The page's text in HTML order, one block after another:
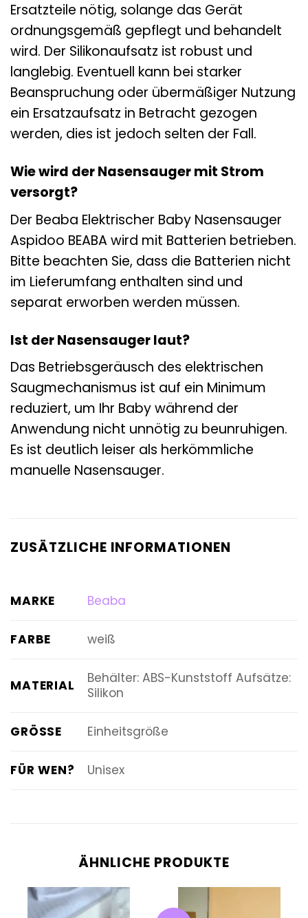
Ersatzteile nötig, solange das Gerät
ordnungsgemäß gepflegt und behandelt
wird. Der Silikonaufsatz ist robust und
langlebig. Eventuell kann bei starker
Beanspruchung oder übermäßiger Nutzung
ein Ersatzaufsatz in Betracht gezogen
werden, dies ist jedoch selten der Fall.
Wie wird der Nasensauger mit Strom
versorgt?
Der Beaba Elektrischer Baby Nasensauger
Aspidoo BEABA wird mit Batterien betrieben.
Bitte beachten Sie, dass die Batterien nicht
im Lieferumfang enthalten sind und
separat erworben werden müssen.
Ist der Nasensauger laut?
Das Betriebsgeräusch des elektrischen
Saugmechanismus ist auf ein Minimum
reduziert, um Ihr Baby während der
Anwendung nicht unnötig zu beunruhigen.
Es ist deutlich leiser als herkömmliche
manuelle Nasensauger.
ZUSÄTZLICHE INFORMATIONEN
MARKE Beaba
FARBE weiß
MATERIAL
Behälter: ABS-Kunststoff Aufsätze:
Silikon
GRÖSSE Einheitsgröße
FÜR WEN? Unisex
ÄHNLICHE PRODUKTE